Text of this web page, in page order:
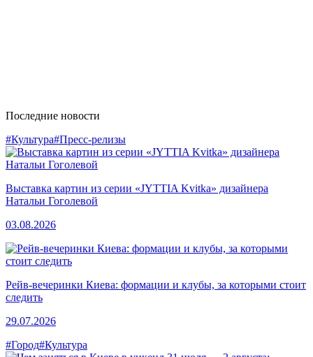
Последние новости
#Культура#Пресс-релизы
Выставка картин из серии «JYTTIA Kvitka» дизайнера
Натальи Гоголевой
03.08.2026
Рейв-вечеринки Киева: формации и клубы, за которыми стоит
следить
29.07.2026
#Город#Культура